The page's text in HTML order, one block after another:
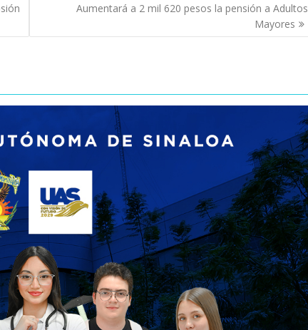
Aumentará a 2 mil 620 pesos la pensión a Adultos
Mayores